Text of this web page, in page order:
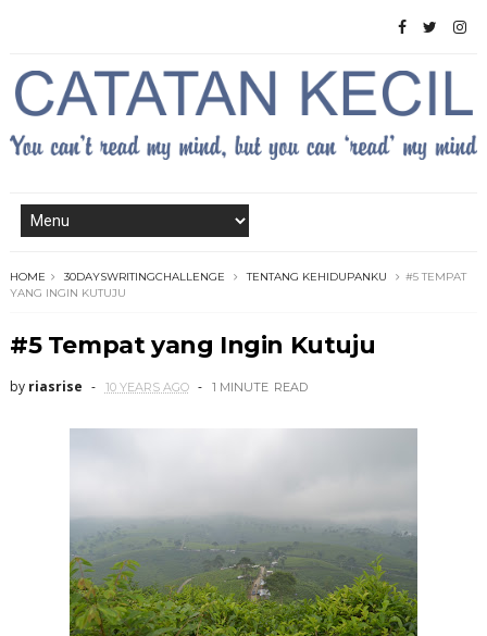
HOME 30DAYSWRITINGCHALLENGE TENTANG KEHIDUPANKU
#5 TEMPAT
YANG INGIN KUTUJU
#5 Tempat yang Ingin Kutuju
by riasrise 10 YEARS AGO 1 MINUTE READ